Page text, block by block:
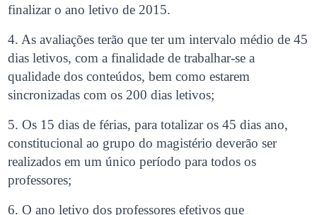
finalizar o ano letivo de 2015.
4. As avaliações terão que ter um intervalo médio de 45
dias letivos, com a finalidade de trabalhar-se a
qualidade dos conteúdos, bem como estarem
sincronizadas com os 200 dias letivos;
5. Os 15 dias de férias, para totalizar os 45 dias ano,
constitucional ao grupo do magistério deverão ser
realizados em um único período para todos os
professores;
6. O ano letivo dos professores efetivos que